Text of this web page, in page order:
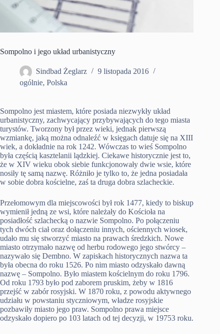
Sompolno i jego układ urbanistyczny
Sindbad Żeglarz
9 listopada 2016
ogólnie, Polska
Sompolno jest miastem, które posiada niezwykły układ
urbanistyczny, zachwycający przybywających do tego miasta
turystów. Tworzony był przez wieki, jednak pierwszą
wzmiankę, jaką można odnaleźć w księgach datuje się na XIII
wiek, a dokładnie na rok 1242. Wówczas to wieś Sompolno
była częścią kasztelanii lądzkiej. Ciekawe historycznie jest to,
że w XIV wieku obok siebie funkcjonowały dwie wsie, które
nosiły tę samą nazwę. Różniło je tylko to, że jedna posiadała
w sobie dobra kościelne, zaś ta druga dobra szlacheckie.
Przełomowym dla miejscowości był rok 1477, kiedy to biskup
wymienił jedną ze wsi, które należały do Kościoła na
posiadłość szlachecką o nazwie Sompolno. Po połączeniu
tych dwóch ciał oraz dołączeniu innych, ościennych wiosek,
udało mu się stworzyć miasto na prawach średzkich. Nowe
miasto otrzymało nazwę od herbu rodowego jego stwórcy –
nazywało się Dembno. W zapiskach historycznych nazwa ta
była obecna do roku 1526. Po nim miasto odzyskało dawną
nazwę – Sompolno. Było miastem kościelnym do roku 1796.
Od roku 1793 było pod zaborem pruskim, żeby w 1816
przejść w zabór rosyjski. W 1870 roku, z powodu aktywnego
udziału w powstaniu styczniowym, władze rosyjskie
pozbawiły miasto jego praw. Sompolno prawa miejsce
odzyskało dopiero po 103 latach od tej decyzji, w 19753 roku.